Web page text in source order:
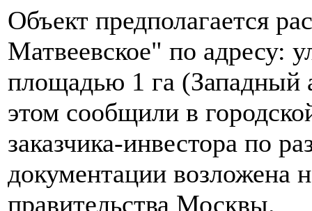
Объект предполагается
Матвеевское" по адресу:
площадью 1 га (Западный
этом сообщили в
заказчика-инвестора по
документации возложена
правительства Москвы.